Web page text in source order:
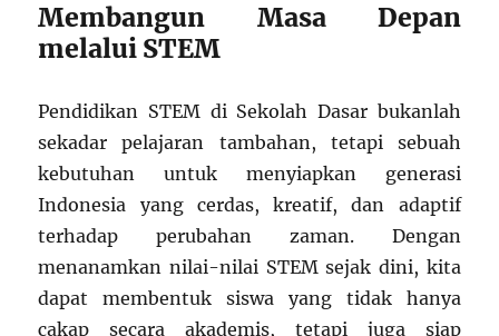
Membangun Masa Depan
melalui STEM
Pendidikan STEM di Sekolah Dasar bukanlah
sekadar pelajaran tambahan, tetapi sebuah
kebutuhan untuk menyiapkan generasi
Indonesia yang cerdas, kreatif, dan adaptif
terhadap perubahan zaman. Dengan
menanamkan nilai-nilai STEM sejak dini, kita
dapat membentuk siswa yang tidak hanya
cakap secara akademis, tetapi juga siap